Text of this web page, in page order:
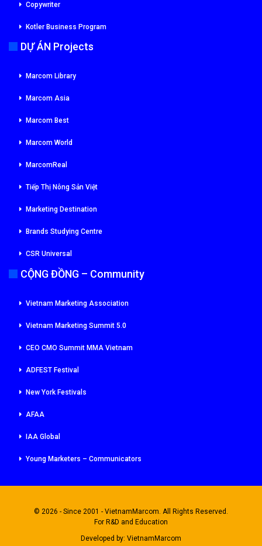
Copywriter
Kotler Business Program
DỰ ÁN Projects
Marcom Library
Marcom Asia
Marcom Best
Marcom World
MarcomReal
Tiếp Thị Nông Sản Việt
Marketing Destination
Brands Studying Centre
CSR Universal
CỘNG ĐỒNG – Community
Vietnam Marketing Association
Vietnam Marketing Summit 5.0
CEO CMO Summit MMA Vietnam
ADFEST Festival
New York Festivals
AFAA
IAA Global
Young Marketers – Communicators
© 2026 - Since 2001 - VietnamMarcom. All Rights Reserved.
For R&D and Education
Developed by: VietnamMarcom